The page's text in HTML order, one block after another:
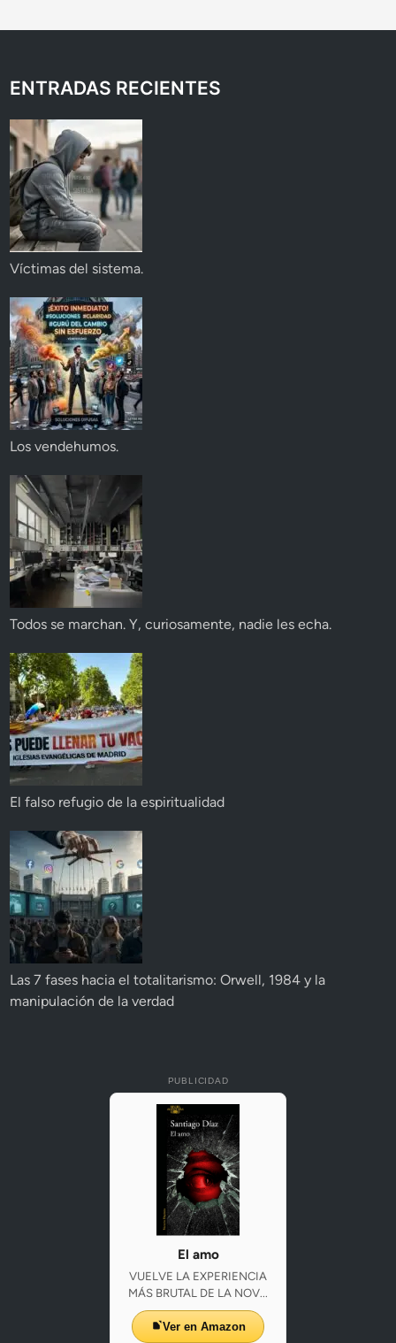
ENTRADAS RECIENTES
Víctimas del sistema.
Los vendehumos.
Todos se marchan. Y, curiosamente, nadie les echa.
El falso refugio de la espiritualidad
Las 7 fases hacia el totalitarismo: Orwell, 1984 y la
manipulación de la verdad
PUBLICIDAD
El amo
VUELVE LA EXPERIENCIA
MÁS BRUTAL DE LA NOV...
Ver en Amazon